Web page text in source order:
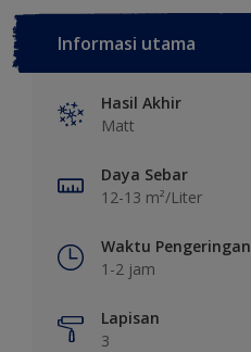
Informasi utama
Hasil Akhir
Matt
Daya Sebar
12-13 m²/Liter
Waktu Pengeringan
1-2 jam
Lapisan
3